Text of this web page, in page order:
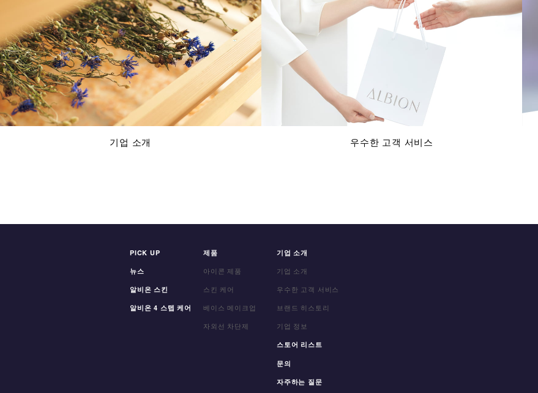
기업 소개 우수한 고객 서비스
PICK UP
뉴스
알비온 스킨
알비온 4 스텝 케어
제품
아이콘 제품
스킨 케어
베이스 메이크업
자외선 차단제
기업 소개
기업 소개
우수한 고객 서비스
브랜드 히스토리
기업 정보
스토어 리스트
문의
자주하는 질문